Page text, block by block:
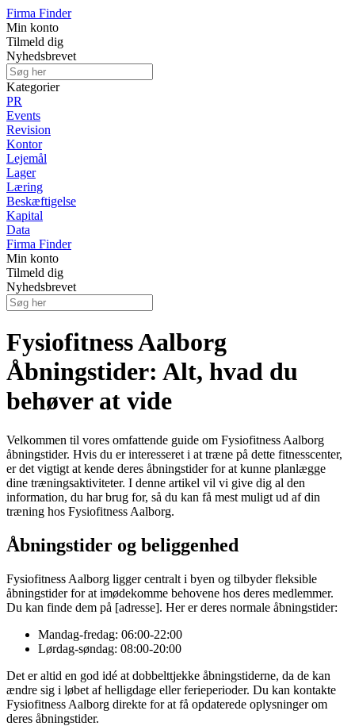
Firma Finder
Min konto
Tilmeld dig
Nyhedsbrevet
Kategorier
PR
Events
Revision
Kontor
Lejemål
Lager
Læring
Beskæftigelse
Kapital
Data
Firma Finder
Min konto
Tilmeld dig
Nyhedsbrevet
Fysiofitness Aalborg
Åbningstider: Alt, hvad du
behøver at vide
Velkommen til vores omfattende guide om Fysiofitness Aalborg
åbningstider. Hvis du er interesseret i at træne på dette fitnesscenter,
er det vigtigt at kende deres åbningstider for at kunne planlægge
dine træningsaktiviteter. I denne artikel vil vi give dig al den
information, du har brug for, så du kan få mest muligt ud af din
træning hos Fysiofitness Aalborg.
Åbningstider og beliggenhed
Fysiofitness Aalborg ligger centralt i byen og tilbyder fleksible
åbningstider for at imødekomme behovene hos deres medlemmer.
Du kan finde dem på [adresse]. Her er deres normale åbningstider:
Mandag-fredag: 06:00-22:00
Lørdag-søndag: 08:00-20:00
Det er altid en god idé at dobbelttjekke åbningstiderne, da de kan
ændre sig i løbet af helligdage eller ferieperioder. Du kan kontakte
Fysiofitness Aalborg direkte for at få opdaterede oplysninger om
deres åbningstider.